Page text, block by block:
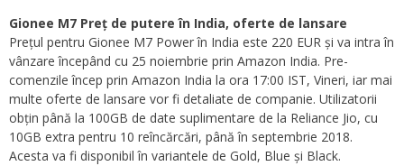
Gionee M7 Preț de putere în India, oferte de lansare
Prețul pentru Gionee M7 Power în India este 220 EUR și va intra în
vânzare începând cu 25 noiembrie prin Amazon India. Pre-
comenzile încep prin Amazon India la ora 17:00 IST, Vineri, iar mai
multe oferte de lansare vor fi detaliate de companie. Utilizatorii
obțin până la 100GB de date suplimentare de la Reliance Jio, cu
10GB extra pentru 10 reîncărcări, până în septembrie 2018.
Acesta va fi disponibil în variantele de Gold, Blue și Black.